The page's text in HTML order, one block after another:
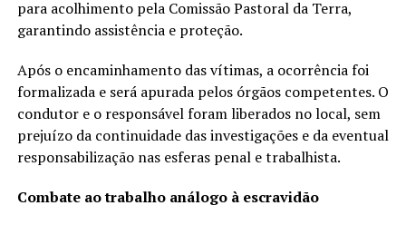
para acolhimento pela Comissão Pastoral da Terra,
garantindo assistência e proteção.
Após o encaminhamento das vítimas, a ocorrência foi
formalizada e será apurada pelos órgãos competentes. O
condutor e o responsável foram liberados no local, sem
prejuízo da continuidade das investigações e da eventual
responsabilização nas esferas penal e trabalhista.
Combate ao trabalho análogo à escravidão